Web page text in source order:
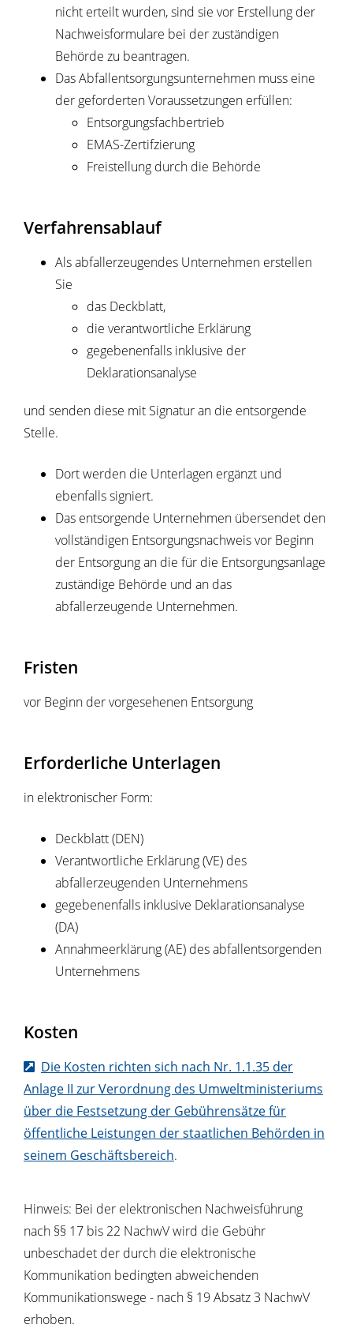
nicht erteilt wurden, sind sie vor Erstellung der
Nachweisformulare bei der zuständigen
Behörde zu beantragen.
Das Abfallentsorgungsunternehmen muss eine
der geforderten Voraussetzungen erfüllen:
Entsorgungsfachbertrieb
EMAS-Zertifzierung
Freistellung durch die Behörde
Verfahrensablauf
Als abfallerzeugendes Unternehmen erstellen
Sie
das Deckblatt,
die verantwortliche Erklärung
gegebenenfalls inklusive der
Deklarationsanalyse
und senden diese mit Signatur an die entsorgende
Stelle.
Dort werden die Unterlagen ergänzt und
ebenfalls signiert.
Das entsorgende Unternehmen übersendet den
vollständigen Entsorgungsnachweis vor Beginn
der Entsorgung an die für die Entsorgungsanlage
zuständige Behörde und an das
abfallerzeugende Unternehmen.
Fristen
vor Beginn der vorgesehenen Entsorgung
Erforderliche Unterlagen
in elektronischer Form:
Deckblatt (DEN)
Verantwortliche Erklärung (VE) des
abfallerzeugenden Unternehmens
gegebenenfalls inklusive Deklarationsanalyse
(DA)
Annahmeerklärung (AE) des abfallentsorgenden
Unternehmens
Kosten
Die Kosten richten sich nach Nr. 1.1.35 der
Anlage II zur Verordnung des Umweltministeriums
über die Festsetzung der Gebührensätze für
öffentliche Leistungen der staatlichen Behörden in
seinem Geschäftsbereich.
Hinweis: Bei der elektronischen Nachweisführung
nach §§ 17 bis 22 NachwV wird die Gebühr
unbeschadet der durch die elektronische
Kommunikation bedingten abweichenden
Kommunikationswege - nach § 19 Absatz 3 NachwV
erhoben.